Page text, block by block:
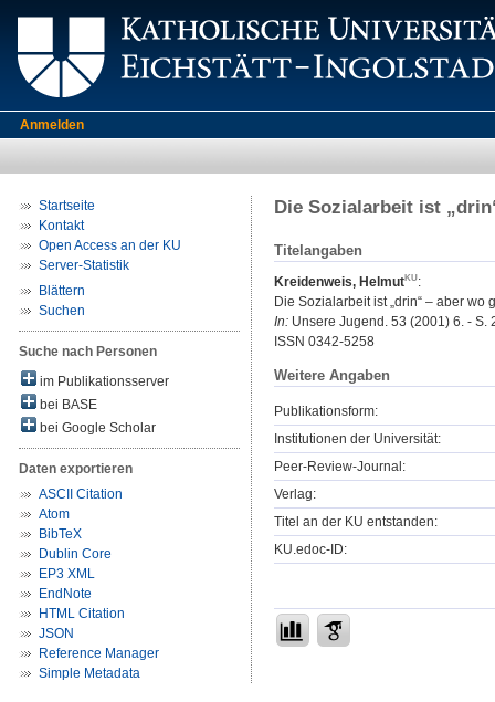
Anmelden
Startseite
Kontakt
Open Access an der KU
Server-Statistik
Blättern
Suchen
Suche nach Personen
im Publikationsserver
bei BASE
bei Google Scholar
Daten exportieren
ASCII Citation
Atom
BibTeX
Dublin Core
EP3 XML
EndNote
HTML Citation
JSON
Reference Manager
Simple Metadata
Die Sozialarbeit ist
Titelangaben
Kreidenweis, Helmut
:
Die Sozialarbeit ist „drin“ – aber wo
In: Unsere Jugend. 53 (2001) 6. - S.
ISSN 0342-5258
Weitere Angaben
Publikationsform:
Institutionen der Universität:
Peer-Review-Journal:
Verlag:
Titel an der KU entstanden:
KU.edoc-ID: